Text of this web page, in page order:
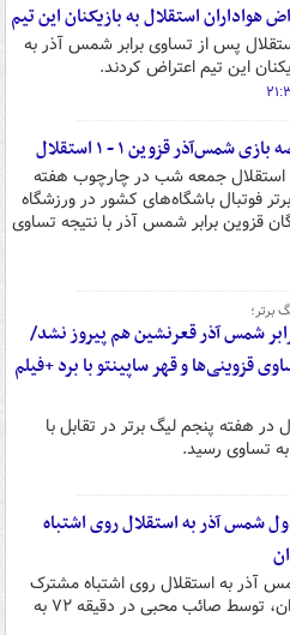
هواداران استقلال به بازیکنان این تیم
پس از تساوی برابر شمس آذر به
این تیم اعتراض کردند.
شمس‌آذر قزوین ۱ - ۱ استقلال
استقلال جمعه شب در چارچوب هفته
فوتبال باشگاه‌های کشور در ورزشگاه
قزوین برابر شمس آذر با نتیجه تساوی
برتر؛
شمس‌ آذر قعرنشین هم پیروز نشد/
قزوینی‌ها و قهر ساپینتو با برد +فیلم
در هفته پنجم لیگ برتر در تقابل با
تساوی رسید.
شمس آذر به استقلال روی اشتباه
آذر به استقلال روی اشتباه مشترک
جلالی و آدان، توسط صائب محبی در دقیقه ۷۲ به